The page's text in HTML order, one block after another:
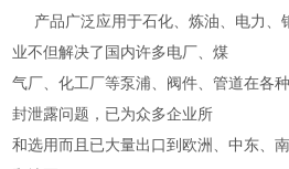
产品广泛应用于石化、炼油、电力、
业不但解决了国内许多电厂、煤
气厂、化工厂等泵浦、阀件、管道在各
封泄露问题，已为众多企业所
和选用而且已大量出口到欧洲、中东、